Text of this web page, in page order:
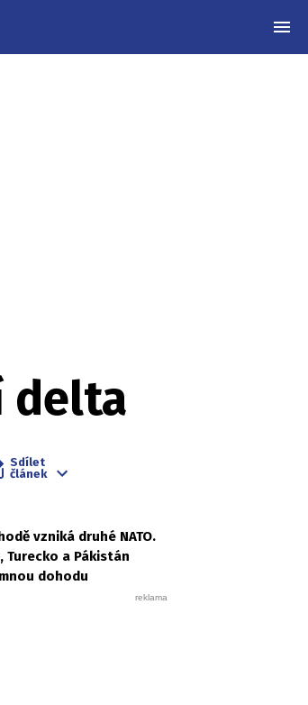
delta
Sdílet
článek
vzniká druhé NATO.
Turecko a Pákistán
dohodu